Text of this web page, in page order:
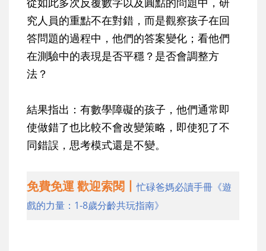
究人員的重點不在對錯，而是觀察孩子在回
答問題的過程中，他們的答案變化；看他們
在測驗中的表現是否平穩？是否會調整方
法？
結果指出：有數學障礙的孩子，他們通常即
使做錯了也比較不會改變策略，即使犯了不
同錯誤，思考模式還是不變。
免費免運 歡迎索閱丨忙碌爸媽必讀手冊《遊
戲的力量：1-8歲分齡共玩指南》